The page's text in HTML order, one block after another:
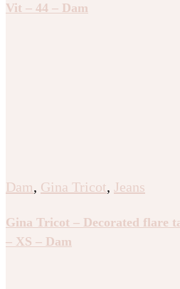
Vit – 44 – Dam
Dam, Gina Tricot, Jeans
Gina Tricot – Decorated flare
– XS – Dam